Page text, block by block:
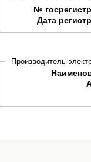
№
Дата
Производитель